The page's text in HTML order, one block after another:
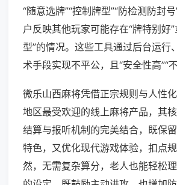
“随意选牌”“控制牌型”“防检测防封
户反映其他玩家可能存在“牌特别好
型”的情况。这些工具通过后台运行
术手段实现不平公，且“安全性高”“不
微乐山西麻将凭借正宗规则与人性
地区最受欢迎的线上麻将产品，其
结算与报听机制的完美结合，既保
特色，又优化现代游戏体验，扣点
然，无需复杂算分，老人也能轻松